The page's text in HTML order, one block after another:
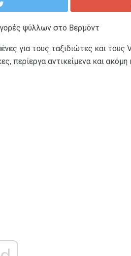
ψύλλων στο Βερμόντ
για τους ταξιδιώτες και τους
περίεργα αντικείμενα και